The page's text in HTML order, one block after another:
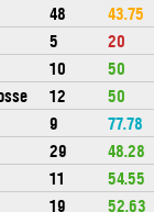
48
43.75
5
20
10
50
12
50
9
77.78
29
48.28
11
54.55
19
52.63